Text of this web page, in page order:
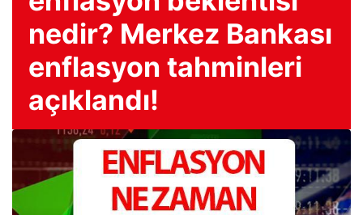
nedir? Merkez Bankası
enflasyon tahminleri
açıklandı!